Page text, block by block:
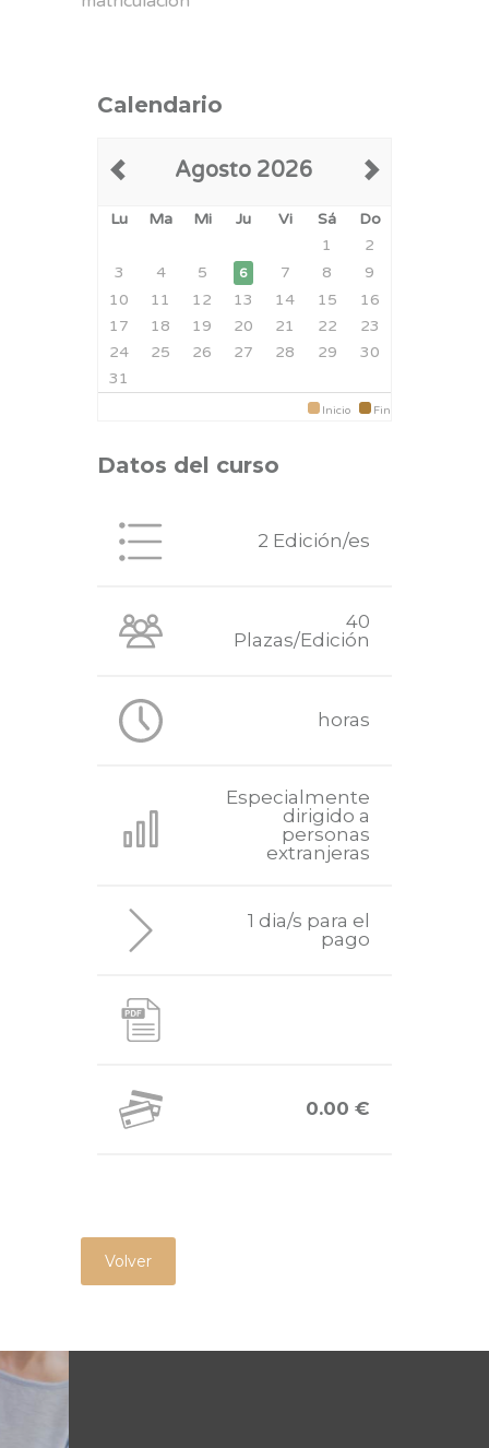
Calendario
Agosto 2026
Lu Ma Mi Ju Vi Sá
Do
1
2
3
4 5 6 7 8
9
10
11 12 13 14 15
16
17
18 19 20 21 22
23
24
25 26 27 28 29
30
31
Inicio Fin
Datos del curso
2 Edición/es
40
Plazas/Edición
horas
Especialmente
dirigido a
personas
extranjeras
1 dia/s para el
pago
0.00 €
Volver